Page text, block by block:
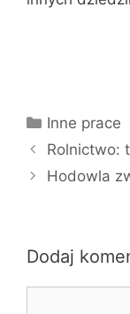
Kategorie
Inne prace
Rolnictwo:
Hodowla
Dodaj